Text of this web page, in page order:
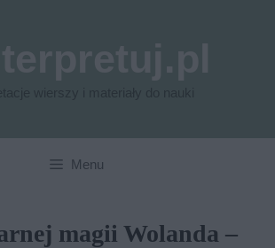
Menu
magii Wolanda –